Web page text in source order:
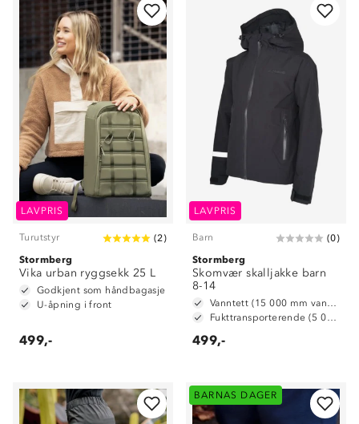
LAVPRIS
Turutstyr (2)
Stormberg
Vika urban ryggsekk 25 L
Godkjent som håndbagasje
U-åpning i front
499,-
LAVPRIS
Barn (0)
Stormberg
Skomvær skalljakke barn
8-14
Vanntett (15 000 mm vannsøyle)
Fukttransporterende (5 000 g/ m2/ 24t)
499,-
BARNAS DAGER